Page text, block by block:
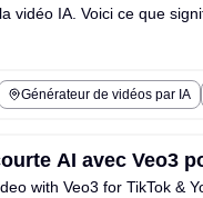
vidéo IA. Voici ce que
Générateur de vidéos par IA
AI avec Veo3
with Veo3 for TikTok &